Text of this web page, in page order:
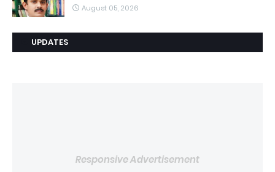
August 05, 2026
UPDATES
Responsive Advertisement